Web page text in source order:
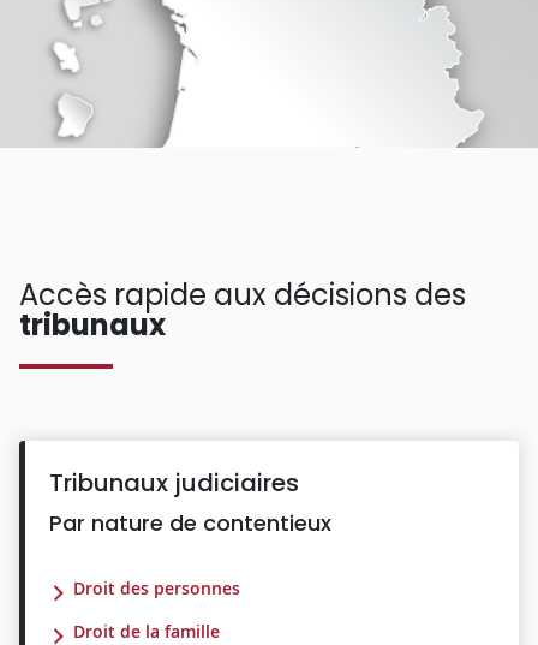
Accès rapide aux décisions des
tribunaux
Tribunaux judiciaires
Par nature de contentieux
Droit des personnes
Droit de la famille